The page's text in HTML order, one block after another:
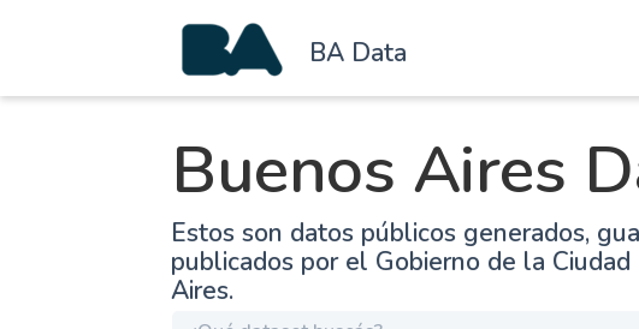
BA Data
Buenos Aires
Estos son datos públicos generados,
publicados por el Gobierno de la Ciudad
Aires.